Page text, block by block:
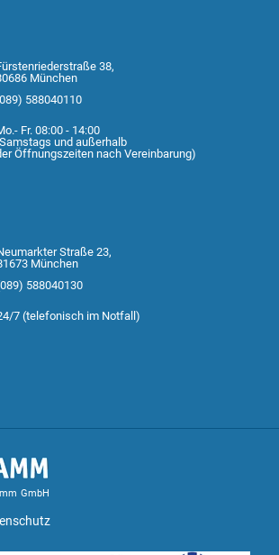
38,
München
588040110
Fr. 08:00 - 14:00
und außerhalb
Öffnungszeiten nach Vereinbarung)
Straße 23,
München
588040130
7 (telefonisch im Notfall)
GmbH